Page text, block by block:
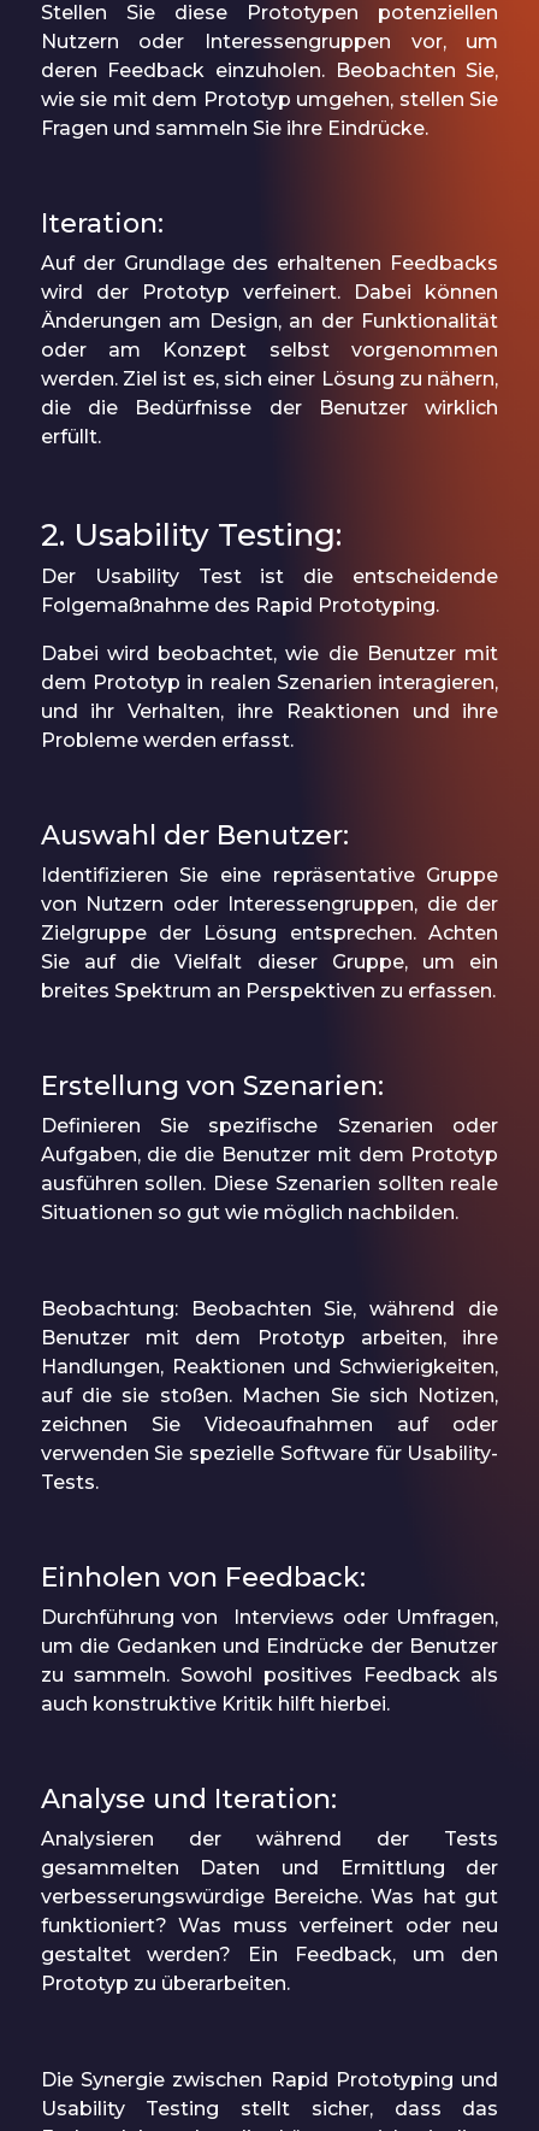
Stellen Sie diese Prototypen potenziellen
Nutzern oder Interessengruppen vor, um
deren Feedback einzuholen. Beobachten Sie,
wie sie mit dem Prototyp umgehen, stellen Sie
Fragen und sammeln Sie ihre Eindrücke.
Iteration:
Auf der Grundlage des erhaltenen Feedbacks
wird der Prototyp verfeinert. Dabei können
Änderungen am Design, an der Funktionalität
oder am Konzept selbst vorgenommen
werden. Ziel ist es, sich einer Lösung zu nähern,
die die Bedürfnisse der Benutzer wirklich
erfüllt.
2. Usability Testing:
Der Usability Test ist die entscheidende
Folgemaßnahme des Rapid Prototyping.
Dabei wird beobachtet, wie die Benutzer mit
dem Prototyp in realen Szenarien interagieren,
und ihr Verhalten, ihre Reaktionen und ihre
Probleme werden erfasst.
Auswahl der Benutzer:
Identifizieren Sie eine repräsentative Gruppe
von Nutzern oder Interessengruppen, die der
Zielgruppe der Lösung entsprechen. Achten
Sie auf die Vielfalt dieser Gruppe, um ein
breites Spektrum an Perspektiven zu erfassen.
Erstellung von Szenarien:
Definieren Sie spezifische Szenarien oder
Aufgaben, die die Benutzer mit dem Prototyp
ausführen sollen. Diese Szenarien sollten reale
Situationen so gut wie möglich nachbilden.
Beobachtung: Beobachten Sie, während die
Benutzer mit dem Prototyp arbeiten, ihre
Handlungen, Reaktionen und Schwierigkeiten,
auf die sie stoßen. Machen Sie sich Notizen,
zeichnen Sie Videoaufnahmen auf oder
verwenden Sie spezielle Software für Usability-
Tests.
Einholen von Feedback:
Durchführung von Interviews oder Umfragen,
um die Gedanken und Eindrücke der Benutzer
zu sammeln. Sowohl positives Feedback als
auch konstruktive Kritik hilft hierbei.
Analyse und Iteration:
Analysieren der während der Tests
gesammelten Daten und Ermittlung der
verbesserungswürdige Bereiche. Was hat gut
funktioniert? Was muss verfeinert oder neu
gestaltet werden? Ein Feedback, um den
Prototyp zu überarbeiten.
Die Synergie zwischen Rapid Prototyping und
Usability Testing stellt sicher, dass das